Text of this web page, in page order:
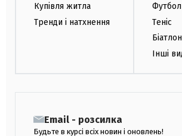
Купівля житла
Тренди і натхнення
Футбол
Теніс
Біатлон
Інші
Email - розсилка
Будьте в курсі всіх новин і оновлень!